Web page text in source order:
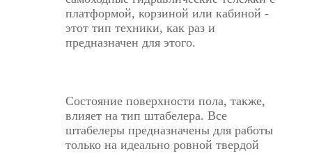
платформой, корзиной или кабиной -
этот тип техники, как раз и
предназначен для этого.
Состояние поверхности пола, также,
влияет на тип штабелера. Все
штабелеры предназначены для работы
только на идеально ровной твердой